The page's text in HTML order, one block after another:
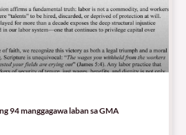
94 manggagawa laban sa GMA